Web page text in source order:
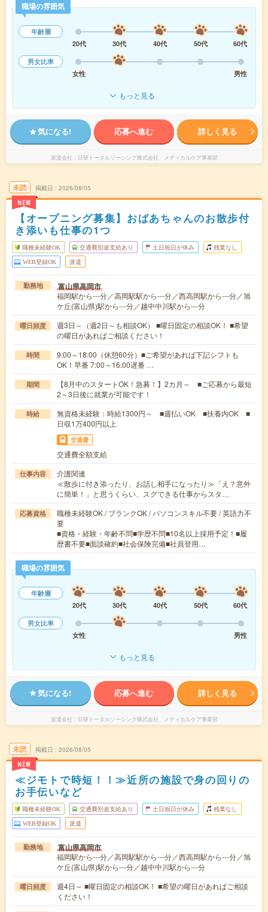
職場の雰囲気
年齢層
20代
30代 40代 50代
60代
男女比率
女性
男性
もっと見る
気になる! 応募へ進む 詳しく見る
派遣会社 日研トータルソーシング株式会社 メディカルケア事業部
未読
NEW
掲載日 2026/08/05
【オープニング募集】おばあちゃんのお散歩付
き添いも仕事の1つ
職種未経験OK 交通費別途支給あり 土日祝日が休み 残業なし
WEB登録OK 派遣
勤務地 富山県高岡市
福岡駅から---分／高岡駅駅から---分／西高岡駅から---分／旭
ケ丘(富山県)駅から---分／越中中川駅から---分
曜日頻度
週3日～（週2日～も相談OK） ■曜日固定の相談OK！ ■希望
の曜日があればご相談ください！
時間
9:00～18:00（休憩60分）■ご希望があれば下記シフトも
OK！早番 7:00～16:00遅番 …
期間
【8月中のスタートOK！急募！】2カ月～ ■ご応募から最短
2～3日後に就業が可能です！
時給
無資格未経験：時給1300円～ ■週払いOK ■扶養内OK ■
日収1万400円以上
交通費
交通費全額支給
仕事内容
介護関連
≪散歩に付き添ったり、お話し相手になったり≫「え？意外
に簡単！」と思うくらい、スグできる仕事からスタ…
応募資格
職種未経験OK / ブランクOK / パソコンスキル不要 / 英語力不
要
■資格・経験・年齢不問■学歴不問■10名以上採用予定！■履
歴書不要■面談確約■社会保険完備■社員登用…
職場の雰囲気
年齢層
20代
30代 40代 50代
60代
男女比率
女性
男性
もっと見る
気になる! 応募へ進む 詳しく見る
派遣会社 日研トータルソーシング株式会社 メディカルケア事業部
未読
NEW
掲載日 2026/08/05
≪ジモトで時短！！≫近所の施設で身の回りの
お手伝いなど
職種未経験OK 交通費別途支給あり 土日祝日が休み 残業なし
WEB登録OK 派遣
勤務地 富山県高岡市
福岡駅から---分／高岡駅駅から---分／西高岡駅から---分／旭
ケ丘(富山県)駅から---分／越中中川駅から---分
曜日頻度
週4日～ ■曜日固定の相談OK！ ■希望の曜日があればご相談
ください！